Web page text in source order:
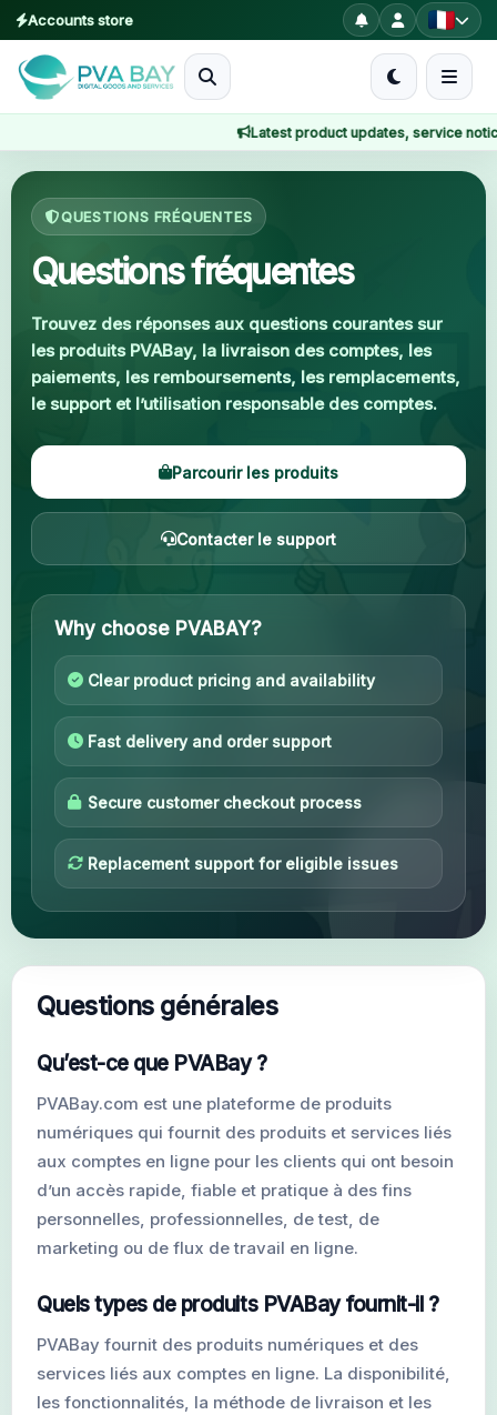
Accounts store
Latest product updates, service notices,
MENU
Produits
Blog
2FA
Votre compte
Support
CATÉGORIES
Google Voice
Comptes Gmail 2024
Comptes Gmail 2023
Comptes Gmail 2FA
QUESTIONS FRÉQUENTES
Questions fréquentes
Trouvez des réponses aux questions courantes sur
les produits PVABay, la livraison des comptes, les
paiements, les remboursements, les remplacements,
le support et l’utilisation responsable des comptes.
Parcourir les produits
Contacter le support
Why choose PVABAY?
Clear product pricing and availability
Fast delivery and order support
Secure customer checkout process
Replacement support for eligible issues
Questions générales
Qu’est-ce que PVABay ?
PVABay.com est une plateforme de produits
numériques qui fournit des produits et services liés
aux comptes en ligne pour les clients qui ont besoin
d’un accès rapide, fiable et pratique à des fins
personnelles, professionnelles, de test, de
marketing ou de flux de travail en ligne.
Quels types de produits PVABay fournit-il ?
PVABay fournit des produits numériques et des
services liés aux comptes en ligne. La disponibilité,
les fonctionnalités, la méthode de livraison et les